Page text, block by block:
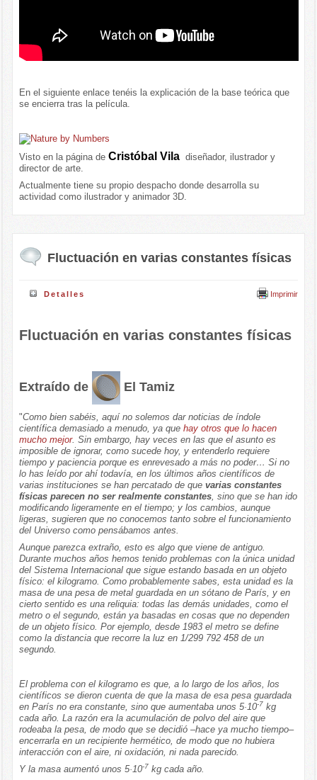
En el siguiente enlace tenéis la explicación dela base teórica que
se encierra tras la película.
Visto en la página de Cristóbal Viladiseñador, ilustrador y
director de arte.
Actualmente tiene su propio despacho donde desarrolla su
actividad como ilustrador y animador 3D.
Fluctuación en varias constantes físicas
Imprimir
Detalles
Fluctuación en varias constantes físicas
Extraído de El Tamiz
"Como bien sabéis, aquí no solemos dar noticias de índole
científica demasiado a menudo, ya que hay otros que lo hacen
mucho mejor. Sin embargo, hay veces en las que el asunto es
imposible de ignorar, como sucede hoy, y entenderlo requiere
tiempo y paciencia porque es enrevesado a más no poder… Si no
lo has leído por ahí todavía, en los últimos años científicos de
varias instituciones se han percatado de que varias constantes
físicas parecen no ser realmente constantes, sino que se han ido
modificando ligeramente en el tiempo; y los cambios, aunque
ligeras, sugieren que no conocemos tanto sobre el funcionamiento
del Universo como pensábamos antes.
Aunque parezca extraño, esto es algo que viene de antiguo.
Durante muchos años hemos tenido problemas con la única unidad
del Sistema Internacional que sigue estando basada en un objeto
físico: el kilogramo. Como probablemente sabes, esta unidad es la
masa de una pesa de metal guardada en un sótano de París, y en
cierto sentido es una reliquia: todas las demás unidades, como el
metro o el segundo, están ya basadas en cosas que no dependen
de un objeto físico. Por ejemplo, desde 1983 el metro se define
como la distancia que recorre la luz en 1/299 792 458 de un
segundo.
El problema con el kilogramo es que, a lo largo de los años, los
científicos se dieron cuenta de que la masa de esa pesa guardada
en París no era constante, sino que aumentaba unos 5·10-7 kg
cada año. La razón era la acumulación de polvo del aire que
rodeaba la pesa, de modo que se decidió –hace ya mucho tiempo–
encerrarla en un recipiente hermético, de modo que no hubiera
interacción con el aire, ni oxidación, ni nada parecido.
Y la masa aumentó unos 5·10-7 kg cada año.